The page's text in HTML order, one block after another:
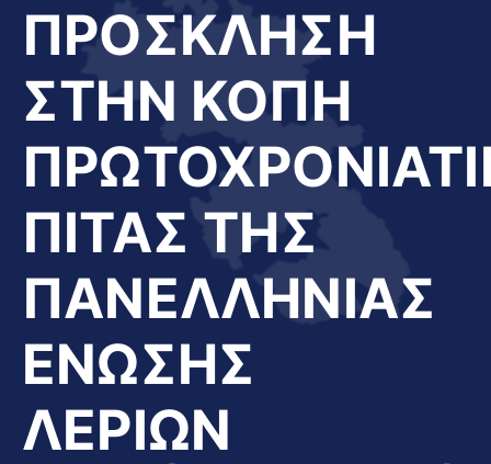
Διαφάνεια
Το
Νησί
Μας
ΠΡΟΣΚΛΗΣΗ
ΣΤΗΝ ΚΟΠΗ
ΠΙΤΑΣ ΤΗΣ
ΠΑΝΕΛΛΗΝΙΑΣ
ΕΝΩΣΗΣ
ΛΕΡΙΩΝ